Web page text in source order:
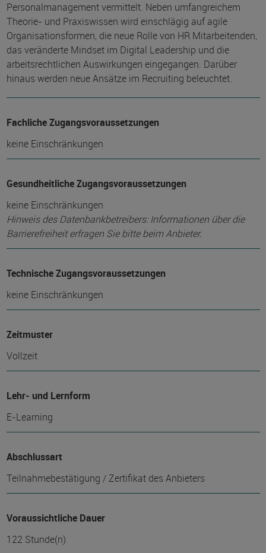
Personalmanagement vermittelt. Neben umfangreichem
Theorie- und Praxiswissen wird einschlägig auf agile
Organisationsformen, die neue Rolle von HR Mitarbeitenden,
das veränderte Mindset im Digital Leadership und die
arbeitsrechtlichen Auswirkungen eingegangen. Darüber
hinaus werden neue Ansätze im Recruiting beleuchtet.
Fachliche Zugangsvoraussetzungen
keine Einschränkungen
Gesundheitliche Zugangsvoraussetzungen
keine Einschränkungen
Hinweis des Datenbankbetreibers: Informationen über die
Barrierefreiheit erfragen Sie bitte beim Anbieter.
Technische Zugangsvoraussetzungen
keine Einschränkungen
Zeitmuster
Vollzeit
Lehr- und Lernform
E-Learning
Abschlussart
Teilnahmebestätigung / Zertifikat des Anbieters
Voraussichtliche Dauer
122 Stunde(n)